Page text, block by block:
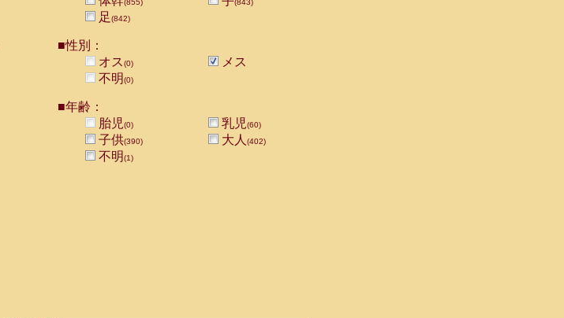
(855) (843)
足(842)
■性別：
オス(0)
メス
不明(0)
■年齢：
胎児(0) 乳児(60)
子供(390) 大人 (402)
不明(1)